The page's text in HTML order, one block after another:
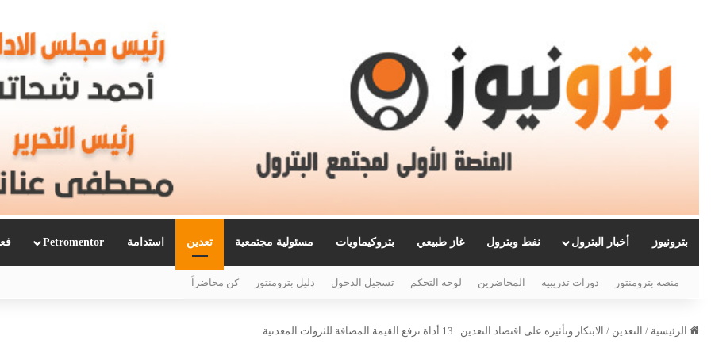
بترونيوز أخبار البترول نفط وبترول غاز طبيعي بتروكيماويات مسئولية مجتمعية تعدين استدامة Petromentor
منصة بترومنتور دورات تدريبية المحاضرين لوحة التحكم تسجيل الدخول دليل بترومنتور كن محاضراً
الرئيسية / التعدين / الابتكار وتأثيره على اقتصاد التعدين.. 13 أداة ترفع القيمة المضافة للثروات المعدنية